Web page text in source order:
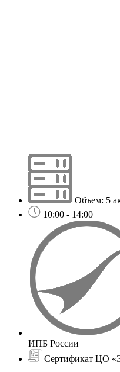
Объем: 5
10:00 - 14:00
ИПБ России
Сертификат ЦО